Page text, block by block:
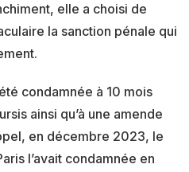
elle a choisi de
la sanction pénale qui
condamnée à 10 mois
ainsi qu’à une amende
en décembre 2023, le
l’avait condamnée en